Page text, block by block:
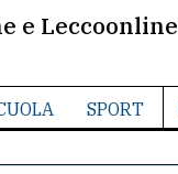
e Leccoonline
SPORT